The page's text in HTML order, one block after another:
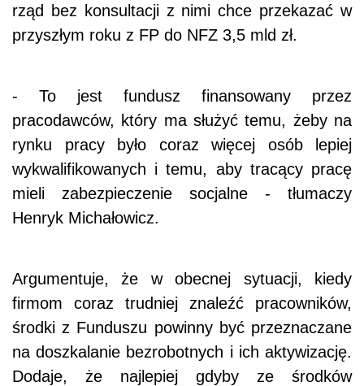
rząd bez konsultacji z nimi chce przekazać w
przyszłym roku z FP do NFZ 3,5 mld zł.
- To jest fundusz finansowany przez
pracodawców, który ma służyć temu, żeby na
rynku pracy było coraz więcej osób lepiej
wykwalifikowanych i temu, aby tracący pracę
mieli zabezpieczenie socjalne - tłumaczy
Henryk Michałowicz.
Argumentuje, że w obecnej sytuacji, kiedy
firmom coraz trudniej znaleźć pracowników,
środki z Funduszu powinny być przeznaczane
na doszkalanie bezrobotnych i ich aktywizację.
Dodaje, że najlepiej gdyby ze środków